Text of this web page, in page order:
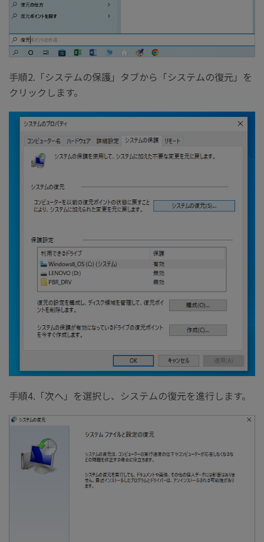
手順2.「システムの保護」タブから「システムの復元」を
クリックします。
手順4.「次へ」を選択し、システムの復元を進行します。